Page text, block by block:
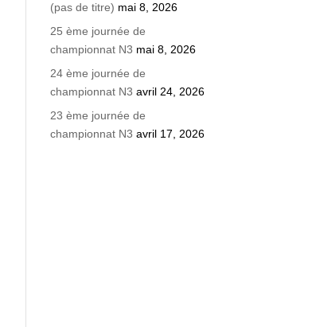
(pas de titre) mai 8, 2026
25 ème journée de
championnat N3 mai 8, 2026
24 ème journée de
championnat N3 avril 24, 2026
23 ème journée de
championnat N3 avril 17, 2026